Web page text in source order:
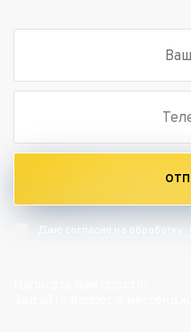
Даю согласие на обработку